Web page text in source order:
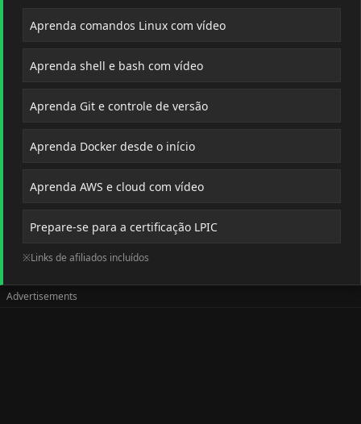
Aprenda comandos Linux com vídeo
Aprenda shell e bash com vídeo
Aprenda Git e controle de versão
Aprenda Docker desde o início
Aprenda AWS e cloud com vídeo
Prepare-se para a certificação LPIC
※Links de afiliados incluídos